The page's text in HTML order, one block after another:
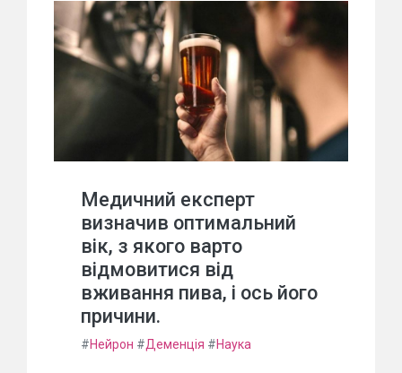
Медичний експерт
визначив оптимальний
вік, з якого варто
відмовитися від
вживання пива, і ось його
причини.
#Нейрон #Деменція #Наука